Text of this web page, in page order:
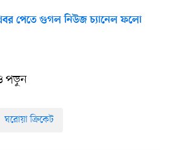
পেতে গুগল নিউজ চ্যানেল ফলো
পড়ুন
ঘরোয়া ক্রিকেট